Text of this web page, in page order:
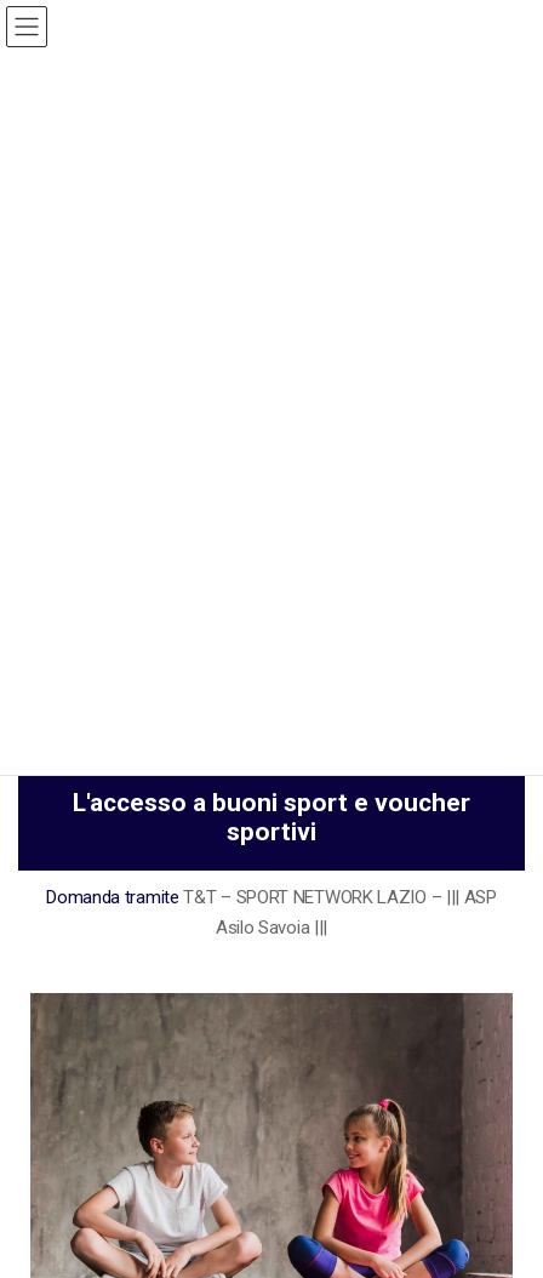
L'accesso a buoni sport e voucher
sportivi
Domanda tramiteT&T – SPORT NETWORK LAZIO – ||| ASP
Asilo Savoia |||